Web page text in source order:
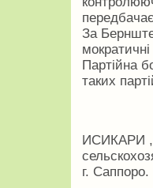
За
Партійна
таких
ИСИКАРИ ,
г. Саппоро.